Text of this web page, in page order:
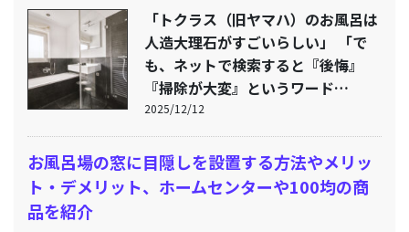
「トクラス（旧ヤマハ）のお風呂は
人造大理石がすごいらしい」 「で
も、ネットで検索すると『後悔』
『掃除が大変』というワード…
2025/12/12
お風呂場の窓に目隠しを設置する方法やメリッ
ト・デメリット、ホームセンターや100均の商
品を紹介